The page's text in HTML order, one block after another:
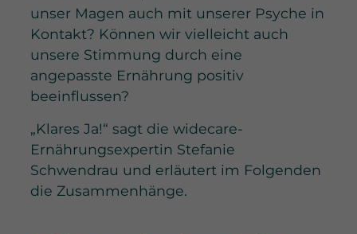
unser Magen auch mit unserer Psyche in
Kontakt? Können wir vielleicht auch
unsere Stimmung durch eine
angepasste Ernährung positiv
beeinflussen?
„Klares Ja!“ sagt die widecare-
Ernährungsexpertin Stefanie
Schwendrau und erläutert im Folgenden
die Zusammenhänge.